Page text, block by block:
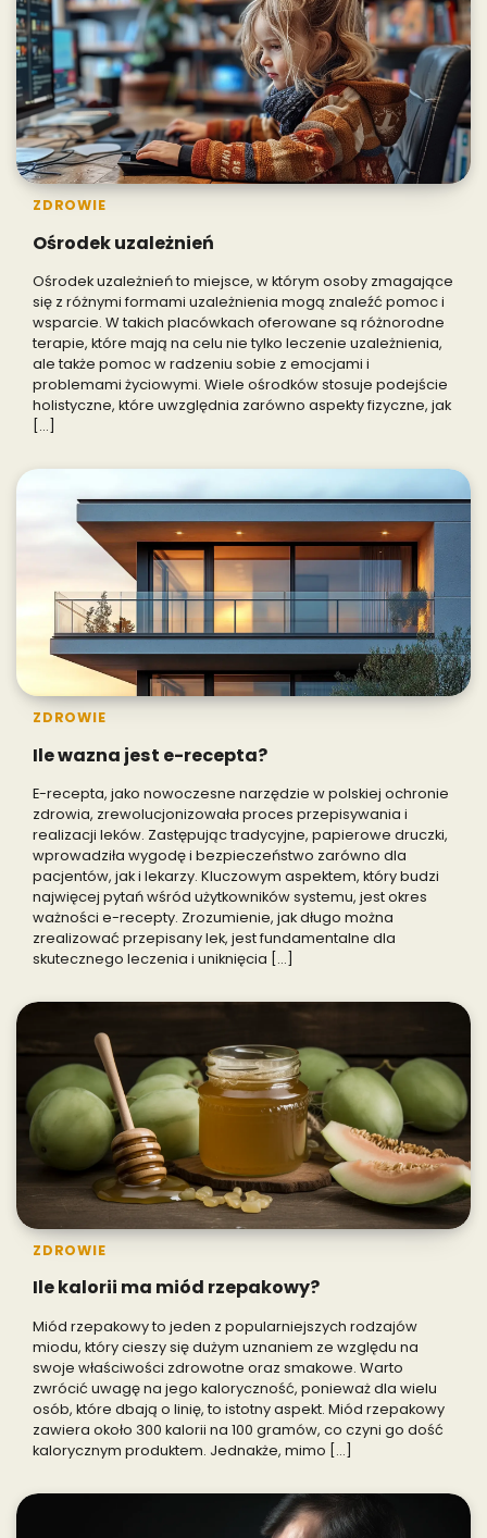
ZDROWIE
Ośrodek uzależnień
Ośrodek uzależnień to miejsce, w którym osoby zmagające
się z różnymi formami uzależnienia mogą znaleźć pomoc i
wsparcie. W takich placówkach oferowane są różnorodne
terapie, które mają na celu nie tylko leczenie uzależnienia,
ale także pomoc w radzeniu sobie z emocjami i
problemami życiowymi. Wiele ośrodków stosuje podejście
holistyczne, które uwzględnia zarówno aspekty fizyczne, jak
[…]
ZDROWIE
Ile wazna jest e-recepta?
E-recepta, jako nowoczesne narzędzie w polskiej ochronie
zdrowia, zrewolucjonizowała proces przepisywania i
realizacji leków. Zastępując tradycyjne, papierowe druczki,
wprowadziła wygodę i bezpieczeństwo zarówno dla
pacjentów, jak i lekarzy. Kluczowym aspektem, który budzi
najwięcej pytań wśród użytkowników systemu, jest okres
ważności e-recepty. Zrozumienie, jak długo można
zrealizować przepisany lek, jest fundamentalne dla
skutecznego leczenia i uniknięcia […]
ZDROWIE
Ile kalorii ma miód rzepakowy?
Miód rzepakowy to jeden z popularniejszych rodzajów
miodu, który cieszy się dużym uznaniem ze względu na
swoje właściwości zdrowotne oraz smakowe. Warto
zwrócić uwagę na jego kaloryczność, ponieważ dla wielu
osób, które dbają o linię, to istotny aspekt. Miód rzepakowy
zawiera około 300 kalorii na 100 gramów, co czyni go dość
kalorycznym produktem. Jednakże, mimo […]